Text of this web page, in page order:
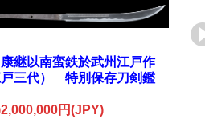
継以南蛮鉄於武州江戸作
三代） 特別保存刀剣鑑
円(JPY)